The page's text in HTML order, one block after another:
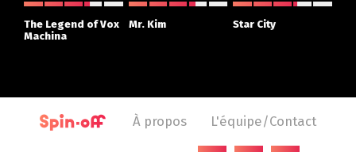
The Legend of Vox
Machina
Mr. Kim Star City
À propos L'équipe/Contact